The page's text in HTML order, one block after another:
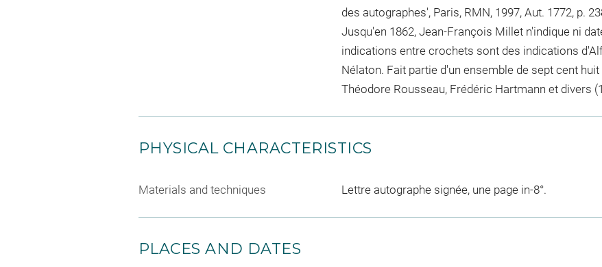
des autographes', Paris, RMN, 1997, Aut. 1772, p.
Jusqu'en 1862, Jean-François Millet n'indique ni
indications entre crochets sont des indications
Nélaton. Fait partie d'un ensemble de sept cent
Théodore Rousseau, Frédéric Hartmann et divers
PHYSICAL CHARACTERISTICS
Materials and techniques Lettre autographe signée, une page in-8°.
PLACES AND DATES